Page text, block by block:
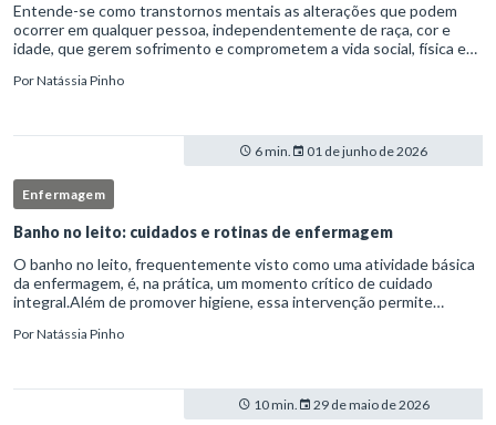
Entende-se como transtornos mentais as alterações que podem
ocorrer em qualquer pessoa, independentemente de raça, cor e
idade, que gerem sofrimento e comprometem a vida social, física e
PorNatássia Pinho
6 min. 01 de junho de 2026
Enfermagem
Banho no leito: cuidados e rotinas de enfermagem
O banho no leito, frequentemente visto como uma atividade básica
da enfermagem, é, na prática, um momento crítico de cuidado
integral.Além de promover higiene, essa intervenção permite
PorNatássia Pinho
10 min. 29 de maio de 2026